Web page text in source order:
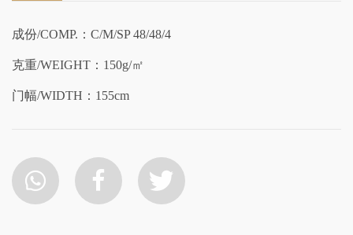
成份/COMP.：C/M/SP 48/48/4
克重/WEIGHT：150g/㎡
门幅/WIDTH：155cm